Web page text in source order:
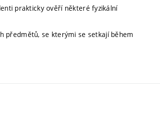
prakticky ověří některé fyzikální
předmětů, se kterými se setkají během